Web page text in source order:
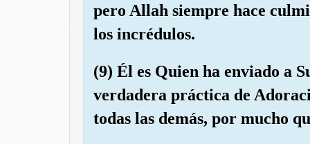
pero Allah siempre hace
los incrédulos.
(9) Él es Quien ha enviado a
verdadera práctica de
todas las demás, por mucho